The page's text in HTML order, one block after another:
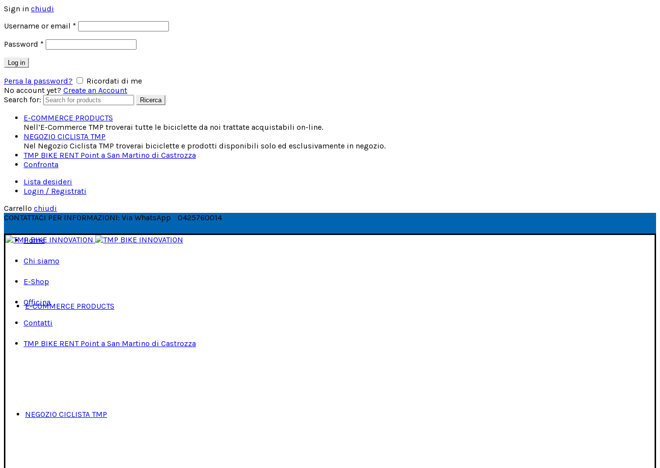
Sign in chiudi
Username or email *
Password *
Log in
Persa la password?
Ricordati di me
No account yet? Create an Account
Search for:
Ricerca
E-COMMERCE PRODUCTS
Nell’E-Commerce TMP troverai tutte le biciclette da noi trattate acquistabili on-line.
NEGOZIO CICLISTA TMP
Nel Negozio Ciclista TMP troverai biciclette e prodotti disponibili solo ed esclusivamente in negozio.
TMP BIKE RENT Point a San Martino di Castrozza
Confronta
Lista desideri
Login / Registrati
Carrello chiudi
CONTATTACI PER INFORMAZIONI: Via WhatsApp
0425760014
Home
Chi siamo
E-Shop
Officina
Contatti
TMP BIKE RENT Point a San Martino di Castrozza
E-COMMERCE PRODUCTS
NEGOZIO CICLISTA TMP